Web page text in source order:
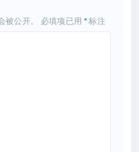
被公开。 必填项已用 *标注